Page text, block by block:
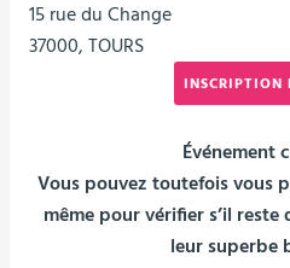
15 rue du Change
37000, TOURS
INSCRIPTION
Événement
Vous pouvez toutefois vous
même pour vérifier s’il
leur superbe